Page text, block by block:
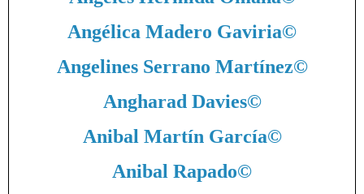
Angélica Madero Gaviria©
Angelines Serrano Martínez©
Angharad Davies©
Anibal Martín García©
Anibal Rapado©